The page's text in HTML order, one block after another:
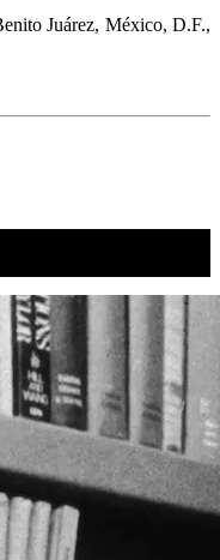
Juárez, México, D.F.,